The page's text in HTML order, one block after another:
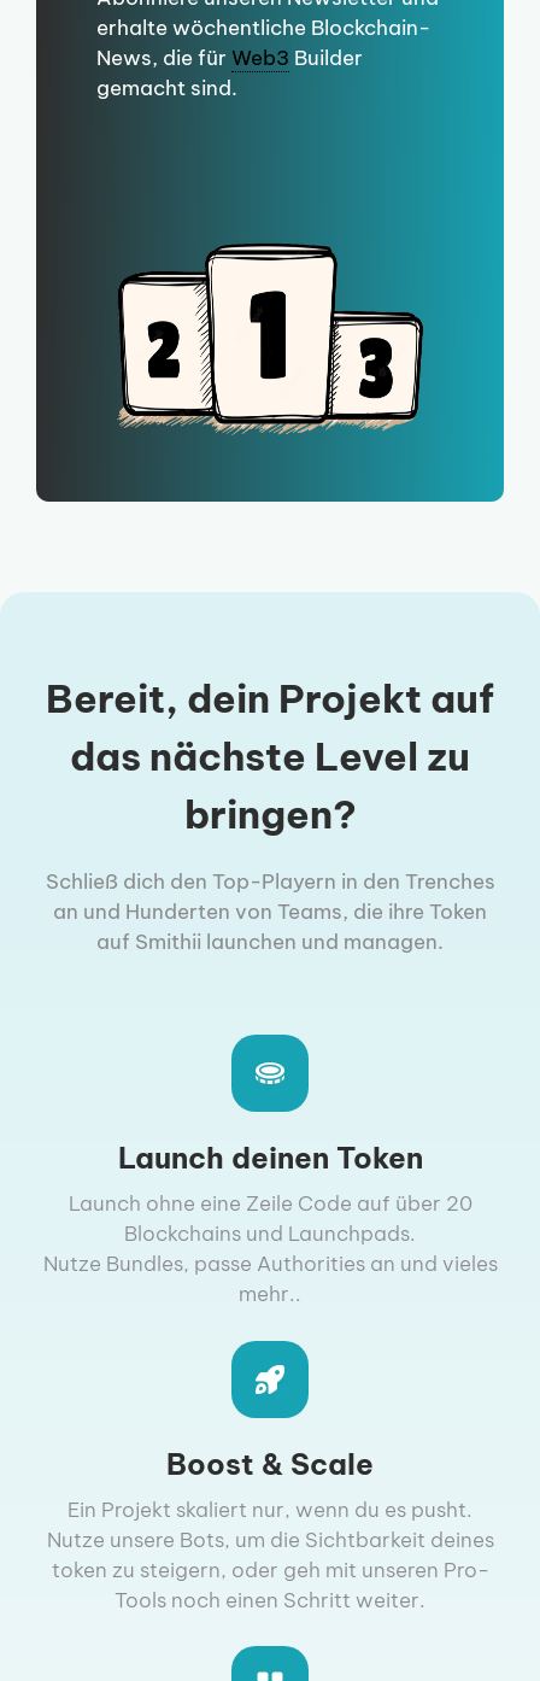
erhalte wöchentliche Blockchain-
News, die für Web3 Builder
gemacht sind.
Bereit, dein Projekt auf
das nächste Level zu
bringen?
Schließ dich den Top-Playern in den Trenches
an und Hunderten von Teams, die ihre Token
auf Smithii launchen und managen.
Launch deinen Token
Launch ohne eine Zeile Code auf über 20
Blockchains und Launchpads.
Nutze Bundles, passe Authorities an und vieles
mehr..
Boost & Scale
Ein Projekt skaliert nur, wenn du es pusht.
Nutze unsere Bots, um die Sichtbarkeit deines
token zu steigern, oder geh mit unseren Pro-
Tools noch einen Schritt weiter.